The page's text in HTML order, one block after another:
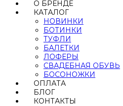
О БРЕНДЕ
КАТАЛОГ
НОВИНКИ
БОТИНКИ
ТУФЛИ
БАЛЕТКИ
ЛОФЕРЫ
СВАДЕБНАЯ ОБУВЬ
БОСОНОЖКИ
ОПЛАТА
БЛОГ
КОНТАКТЫ